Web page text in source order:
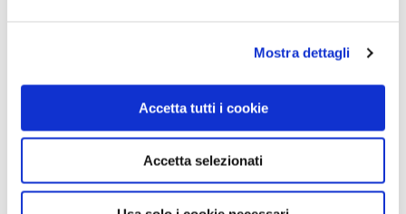
Mostra dettagli
Accetta tutti i cookie
Accetta selezionati